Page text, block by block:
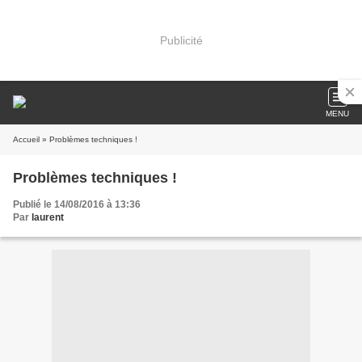
Publicité
MENU
Accueil » Problèmes techniques !
Problèmes techniques !
Publié le 14/08/2016 à 13:36
Par laurent